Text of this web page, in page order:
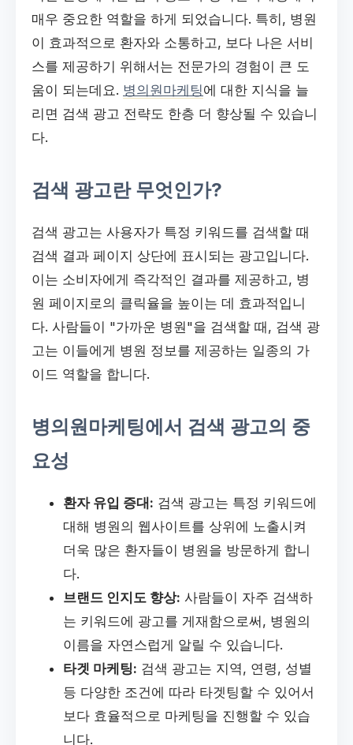
매우 중요한 역할을 하게 되었습니다. 특히, 병원
이 효과적으로 환자와 소통하고, 보다 나은 서비
스를 제공하기 위해서는 전문가의 경험이 큰 도
움이 되는데요. 병의원마케팅에 대한 지식을 늘
리면 검색 광고 전략도 한층 더 향상될 수 있습니
다.
검색 광고란 무엇인가?
검색 광고는 사용자가 특정 키워드를 검색할 때
검색 결과 페이지 상단에 표시되는 광고입니다.
이는 소비자에게 즉각적인 결과를 제공하고, 병
원 페이지로의 클릭율을 높이는 데 효과적입니
다. 사람들이 "가까운 병원"을 검색할 때, 검색 광
고는 이들에게 병원 정보를 제공하는 일종의 가
이드 역할을 합니다.
병의원마케팅에서 검색 광고의 중
요성
환자 유입 증대: 검색 광고는 특정 키워드에
대해 병원의 웹사이트를 상위에 노출시켜
더욱 많은 환자들이 병원을 방문하게 합니
다.
브랜드 인지도 향상: 사람들이 자주 검색하
는 키워드에 광고를 게재함으로써, 병원의
이름을 자연스럽게 알릴 수 있습니다.
타겟 마케팅: 검색 광고는 지역, 연령, 성별
등 다양한 조건에 따라 타겟팅할 수 있어서
보다 효율적으로 마케팅을 진행할 수 있습
니다.